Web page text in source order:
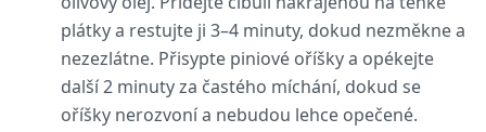
plátky a restujte ji 3–4 minuty, dokud nezměkne a
nezezlátne. Přisypte piniové oříšky a opékejte
další 2 minuty za častého míchání, dokud se
oříšky nerozvoní a nebudou lehce opečené.